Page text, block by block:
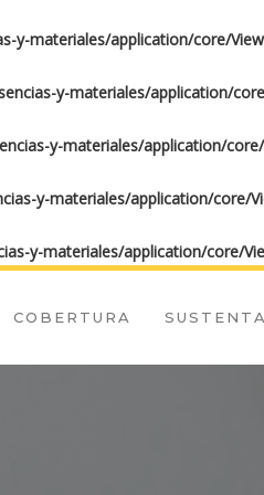
y-materiales/application/core/
y-materiales/application/
y-materiales/application/
y-materiales/application/core/
y-materiales/application/core/
COBERTURA